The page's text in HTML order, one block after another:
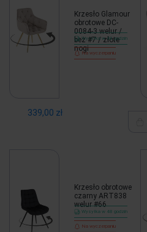
Krzesło Glamour
obrotowe DC-
0084-3 welur /
beż #7 / złote
nogi
Wysyłka w 48 godzin
Na wyczerpaniu
339,00 zł
Krzesło obrotowe
czarny ART838
welur #66
Wysyłka w 48 godzin
Na wyczerpaniu